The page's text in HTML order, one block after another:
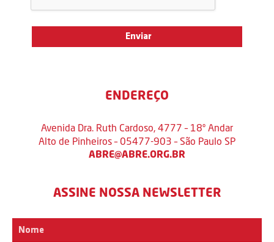
ENDEREÇO
Avenida Dra. Ruth Cardoso, 4777 – 18º Andar
Alto de Pinheiros – 05477-903 – São Paulo SP
ABRE@ABRE.ORG.BR
ASSINE NOSSA NEWSLETTER